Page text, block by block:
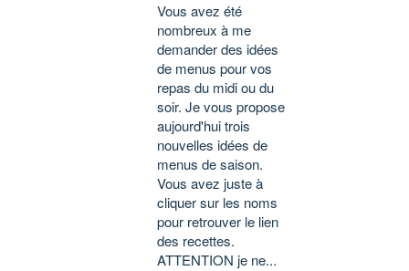
Vous avez été
nombreux à me
demander des idées
de menus pour vos
repas du midi ou du
soir. Je vous propose
aujourd'hui trois
nouvelles idées de
menus de saison.
Vous avez juste à
cliquer sur les noms
pour retrouver le lien
des recettes.
ATTENTION je ne...